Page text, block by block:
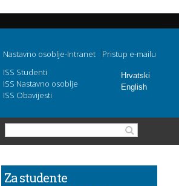
Hrvatski
English
Nastavno osoblje-Intranet
Pristup e-mailu
ISS Studenti
ISS Nastavno osoblje
ISS Obavijesti
Search form
Za studente